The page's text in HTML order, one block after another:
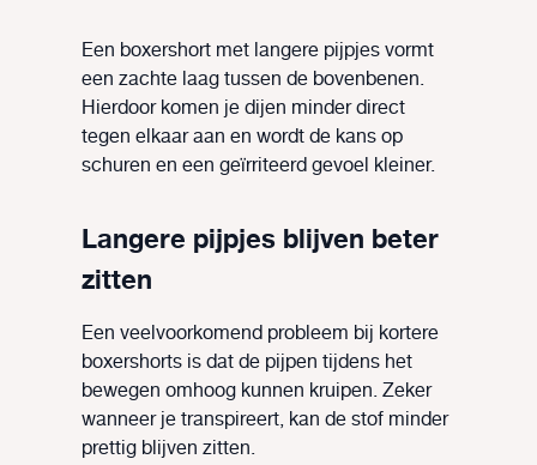
Een boxershort met langere pijpjes vormt
een zachte laag tussen de bovenbenen.
Hierdoor komen je dijen minder direct
tegen elkaar aan en wordt de kans op
schuren en een geïrriteerd gevoel kleiner.
Langere pijpjes blijven beter
zitten
Een veelvoorkomend probleem bij kortere
boxershorts is dat de pijpen tijdens het
bewegen omhoog kunnen kruipen. Zeker
wanneer je transpireert, kan de stof minder
prettig blijven zitten.